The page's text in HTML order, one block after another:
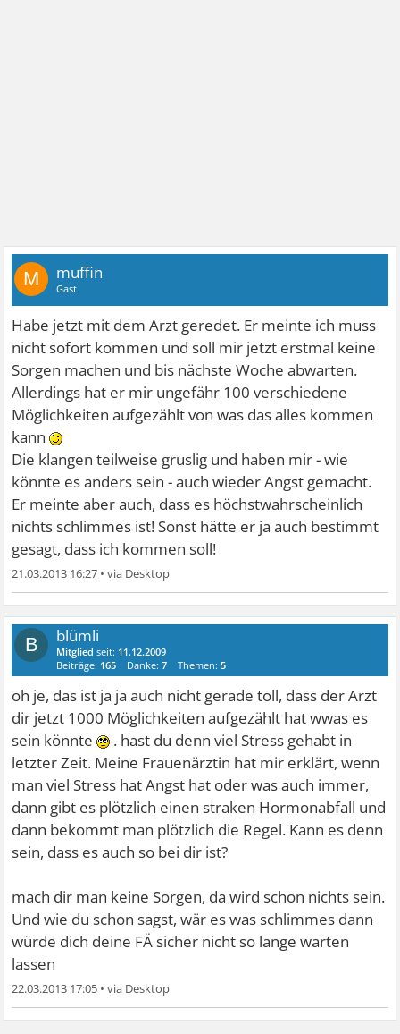
M muffin
Gast
Habe jetzt mit dem Arzt geredet. Er meinte ich muss
nicht sofort kommen und soll mir jetzt erstmal keine
Sorgen machen und bis nächste Woche abwarten.
Allerdings hat er mir ungefähr 100 verschiedene
Möglichkeiten aufgezählt von was das alles kommen
kann
Die klangen teilweise gruslig und haben mir - wie
könnte es anders sein - auch wieder Angst gemacht.
Er meinte aber auch, dass es höchstwahrscheinlich
nichts schlimmes ist! Sonst hätte er ja auch bestimmt
gesagt, dass ich kommen soll!
21.03.2013 16:27 •
B blümli
Mitglied seit: 11.12.2009
Beiträge: 165 Danke:7 Themen:5
oh je, das ist ja ja auch nicht gerade toll, dass der Arzt
dir jetzt 1000 Möglichkeiten aufgezählt hat wwas es
sein könnte
. hast du denn viel Stress gehabt in
letzter Zeit. Meine Frauenärztin hat mir erklärt, wenn
man viel Stress hat Angst hat oder was auch immer,
dann gibt es plötzlich einen straken Hormonabfall und
dann bekommt man plötzlich die Regel. Kann es denn
sein, dass es auch so bei dir ist?
mach dir man keine Sorgen, da wird schon nichts sein.
Und wie du schon sagst, wär es was schlimmes dann
würde dich deine FÄ sicher nicht so lange warten
lassen
22.03.2013 17:05 •